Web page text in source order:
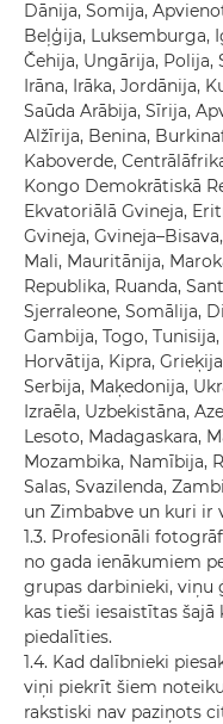
Dānija, Somija,
Beļģija, Luksemburga,
Čehija, Ungārija, Polija,
Irāna, Irāka, Jordānija,
Saūda Arābija, Sīrija,
Alžīrija, Benina,
Kaboverde,
Kongo Demokrātiskā
Ekvatoriālā Gvineja,
Gvineja,
Mali, Mauritānija,
Republika, Ruanda,
Sjerraleone, Somālija,
Gambija, Togo,
Horvātija, Kipra,
Serbija, Maķedonija,
Izraēla, Uzbekistāna,
Lesoto, Madagaskara,
Mozambika, Namībija,
Salas, Svazilenda,
un Zimbabve un kuri ir
1.3. Profesionāli
no gada ienākumiem
grupas darbinieki, viņu
kas tieši iesaistītas šajā
piedalīties.
1.4. Kad dalībnieki
viņi piekrīt šiem
rakstiski nav paziņots